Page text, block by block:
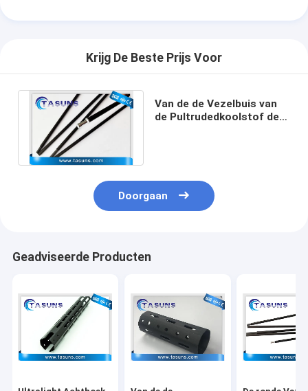
Krijg De Beste Prijs Voor
Van de de Vezelbuis van
de Pultrudedkoolstof de
Doorgaan
Geadviseerde Producten